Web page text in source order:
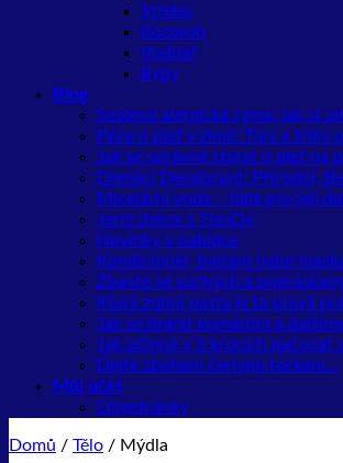
Střelec
Kozoroh
Vodnář
Ryby
Blog
Sezónní alergická rýma: jak si
Péče o pleť v zimě: Tipy a triky
Jak se správně starat o pleť na
Domácí Deodorant: Přírodní,
Micelární voda – fígle pro její
Jarní detox s TianDe
Novinky v nabídce
Kondicionér, balzám nebo
Zbavte se suchých a
Která zubní pasta je ta pravá
Jak se bránit komárům a
Jak účinně v 5 krocích pečovat
Dejte sbohem černým tečkám…
Můj účet
Objednávky
Domů / Tělo / Mýdla